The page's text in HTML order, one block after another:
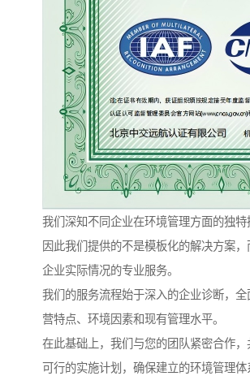
我们深知不同企业在环境管理方面的独特
因此我们提供的不是模板化的解决方案
企业实际情况的专业服务。
我们的服务流程始于深入的企业诊断，
营特点、环境因素和现有管理水平。
在此基础上，我们与您的团队紧密合作
可行的实施计划，确保建立的环境管理